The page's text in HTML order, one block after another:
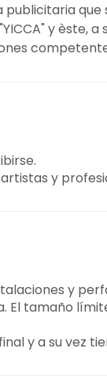
y èste,
y
y
tamaño
y a su vez